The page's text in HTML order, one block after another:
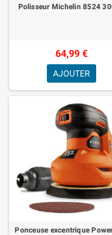
Polisseur Michelin 8524
64,99 €
AJOUTER
Ponceuse excentrique